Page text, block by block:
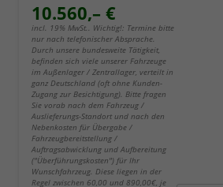
10.560,– €
incl. 19% MwSt.. Wichtig!: Termine bitte
nur nach telefonischer Absprache.
Durch unsere bundesweite Tätigkeit,
befinden sich viele unserer Fahrzeuge
im Außenlager / Zentrallager, verteilt in
ganz Deutschland (oft ohne Kunden-
Zugang zur Besichtigung). Bitte fragen
Sie vorab nach dem Fahrzeug /
Auslieferungs-Standort und nach den
Nebenkosten für Übergabe /
Fahrzeugbereitstellung /
Auftragsabwicklung und Aufbereitung
("Überführungskosten") für Ihr
Wunschfahrzeug. Diese liegen in der
Regel zwischen 60,00 und 890,00€, je